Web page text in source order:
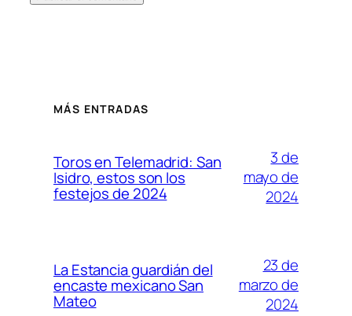
MÁS ENTRADAS
Toros en Telemadrid: San
Isidro, estos son los
festejos de 2024
3 de
mayo de
2024
La Estancia guardián del
encaste mexicano San
Mateo
23 de
marzo de
2024